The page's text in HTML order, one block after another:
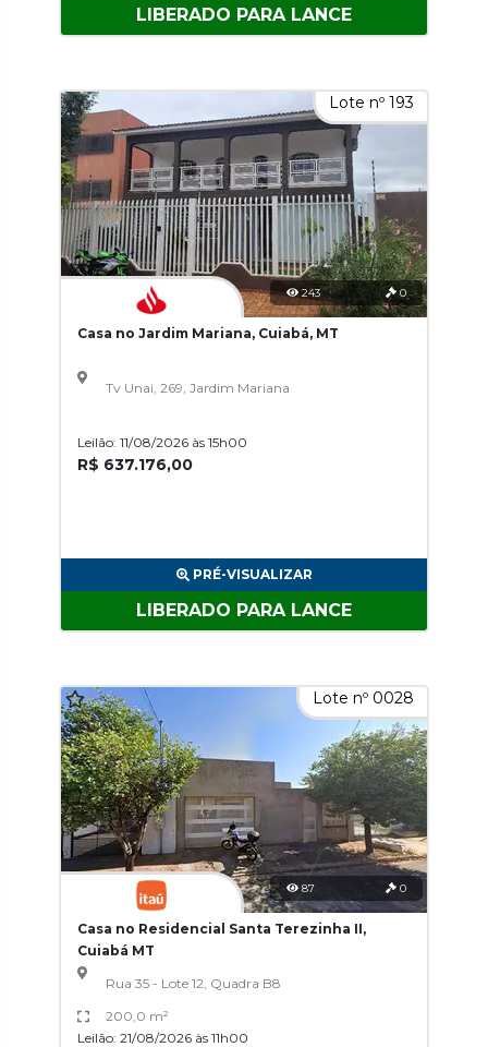
LIBERADO PARA LANCE
Lote nº 193
243 0
Casa no Jardim Mariana, Cuiabá, MT
Tv Unai, 269, Jardim Mariana
Leilão: 11/08/2026 às 15h00
R$ 637.176,00
PRÉ-VISUALIZAR
LIBERADO PARA LANCE
Lote nº 0028
87 0
Casa no Residencial Santa Terezinha II,
Cuiabá MT
Rua 35 - Lote 12, Quadra B8
200,0 m²
Leilão: 21/08/2026 às 11h00